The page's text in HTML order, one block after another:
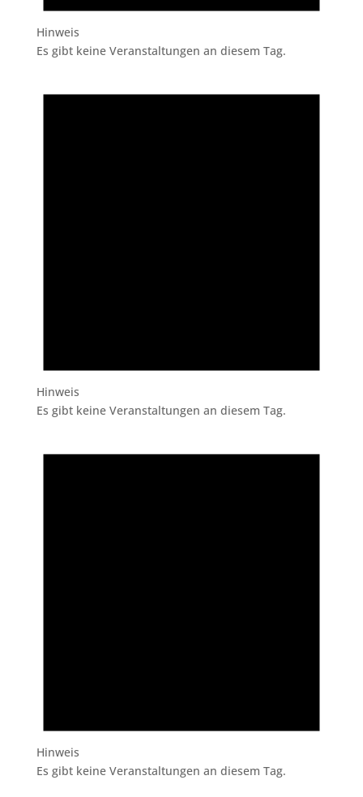
Hinweis
Es gibt keine Veranstaltungen an diesem Tag.
Hinweis
Es gibt keine Veranstaltungen an diesem Tag.
Hinweis
Es gibt keine Veranstaltungen an diesem Tag.